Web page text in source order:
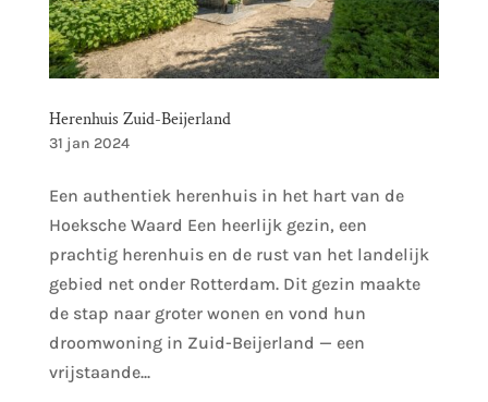
Herenhuis Zuid-Beijerland
31 jan 2024
Een authentiek herenhuis in het hart van de
Hoeksche Waard Een heerlijk gezin, een
prachtig herenhuis en de rust van het landelijk
gebied net onder Rotterdam. Dit gezin maakte
de stap naar groter wonen en vond hun
droomwoning in Zuid-Beijerland — een
vrijstaande...